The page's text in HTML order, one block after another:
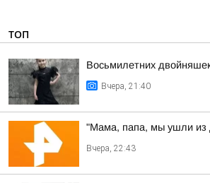
ТОП
Восьмилетних
Вчера, 21:40
"Мама, папа, мы ушли из
Вчера, 22:43